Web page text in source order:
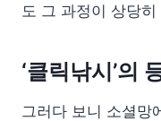
도 그 과정이 상당히
‘클릭낚시’의
그러다 보니 소셜망